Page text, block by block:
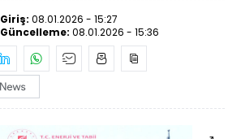
Giriş: 08.01.2026 - 15:27
Güncelleme: 08.01.2026 - 15:36